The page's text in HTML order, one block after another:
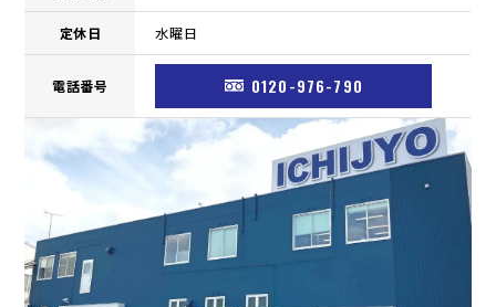
定休日 水曜日
電話番号 0120-976-790